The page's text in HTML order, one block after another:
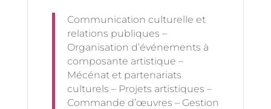
Communication culturelle et
relations publiques –
Organisation d’événements à
composante artistique –
Mécénat et partenariats
culturels – Projets artistiques –
Commande d’œuvres – Gestion